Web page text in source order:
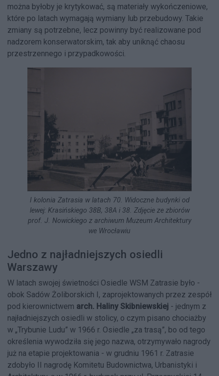
można byłoby je krytykować, są materiały wykończeniowe,
które po latach wymagają wymiany lub przebudowy. Takie
zmiany są potrzebne, lecz powinny być realizowane pod
nadzorem konserwatorskim, tak aby uniknąć chaosu
przestrzennego i przypadkowości.
I kolonia Zatrasia w latach 70. Widoczne budynki od
lewej: Krasińskiego 38B, 38A i 38. Zdjęcie ze zbiorów
prof. J. Nowickiego z archiwum Muzeum Architektury
we Wrocławiu
Jedno z najładniejszych osiedli
Warszawy
W latach swojej świetności Osiedle WSM Zatrasie było -
obok Sadów Żoliborskich I, zaprojektowanych przez zespół
pod kierownictwem arch. Haliny Skibniewskiej - jednym z
najładniejszych osiedli w stolicy, o czym pisano chociażby
w „Trybunie Ludu” w 1966 r. Osiedle „za trasą”, bo od tego
określenia wywodziła się jego nazwa, otrzymywało nagrody
już na etapie projektowania - w grudniu 1961 r. Zatrasie
zdobyło II nagrodę Komitetu Budownictwa, Urbanistyki i